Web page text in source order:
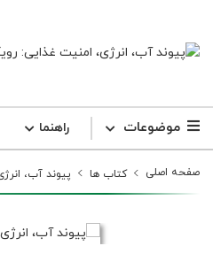
موضوعات راهنما
صفحه اصلی کتاب ها پیوند آب،